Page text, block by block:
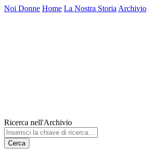
Noi Donne Home La Nostra Storia Archivio
Ricerca nell'Archivio
Cerca